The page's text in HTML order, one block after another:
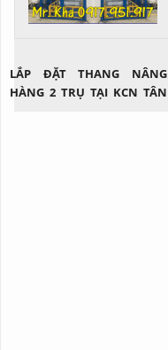
LẮP ĐẶT THANG NÂNG
HÀNG 2 TRỤ TẠI KCN TÂN